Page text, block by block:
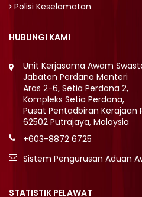
Polisi Keselamatan
HUBUNGI KAMI
Unit Kerjasama Awam
Jabatan Perdana Menteri
Aras 2-6, Setia Perdana 2,
Kompleks Setia Perdana,
Pusat Pentadbiran Kerajaan
62502 Putrajaya, Malaysia
+603-8872 6725
Sistem Pengurusan Aduan
STATISTIK PELAWAT